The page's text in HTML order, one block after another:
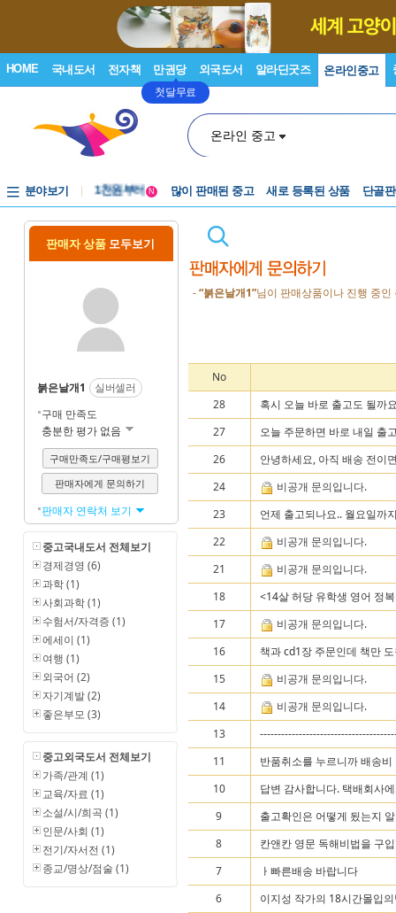
HOME 국내도서 전자책 만권당
첫달무료
외국도서 알라딘굿즈 온라인중고
온라인 중고
분야보기
1천원부터 N 많이 판매된 중고 새로 등록된 상품 단골
판매자 상품 모두보기
붉은날개1
실버셀러
구매 만족도
충분한 평가 없음
구매만족도/구매평보기
판매자에게 문의하기
판매자 연락처 보기
중고국내도서 전체보기
경제경영 (6)
과학 (1)
사회과학 (1)
수험서/자격증 (1)
에세이 (1)
여행 (1)
외국어 (2)
자기계발 (2)
좋은부모 (3)
중고외국도서 전체보기
가족/관계 (1)
교육/자료 (1)
소설/시/희곡 (1)
인문/사회 (1)
전기/자서전 (1)
종교/명상/점술 (1)
-“붉은날개1”님이 판매상품이나 진행 중
No
28
혹시 오늘 바로 출고도 될까
27
오늘 주문하면 바로 내일 출
26
안녕하세요, 아직 배송 전이
24
비공개 문의입니다.
23
언제 출고되나요.. 월요일까
22
비공개 문의입니다.
21
비공개 문의입니다.
18
<14살 허당 유학생 영어 정
17
비공개 문의입니다.
16
책과 cd1장 주문인데 책만
15
비공개 문의입니다.
14
비공개 문의입니다.
13
11
반품취소를 누르니까 배송
10
답변 감사합니다. 택배회사
9
출고확인은 어떻게 됬는지
8
칸앤칸 영문 독해비법을 구
7
ㅏ빠른배송 바랍니다
6
이지성 작가의 18시간몰입